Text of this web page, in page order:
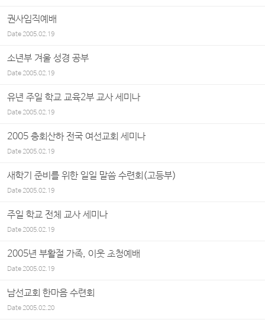
권사임직예배
Date2005.02.19
소년부 겨울 성경 공부
Date2005.02.19
유년 주일 학교 교육2부 교사 세미나
Date2005.02.19
2005 총회산하 전국 여선교회 세미나
Date2005.02.19
새학기 준비를 위한 일일 말씀 수련회(고등부)
Date2005.02.19
주일 학교 전체 교사 세미나
Date2005.02.19
2005년 부활절 가족, 이웃 초청예배
Date2005.02.19
남선교회 한마음 수련회
Date2005.02.20